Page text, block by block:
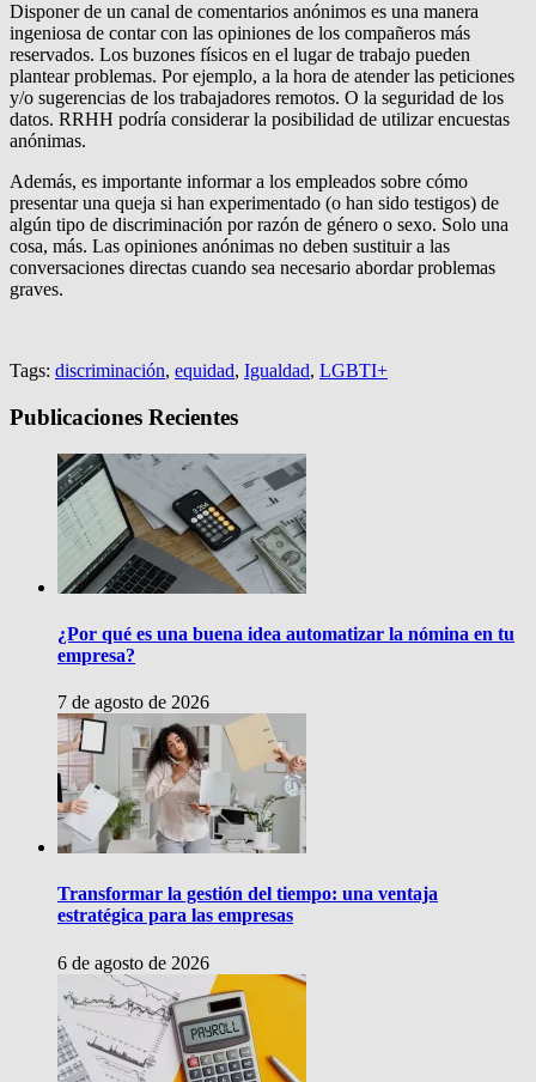
Disponer de un canal de comentarios anónimos es una manera
ingeniosa de contar con las opiniones de los compañeros más
reservados. Los buzones físicos en el lugar de trabajo pueden
plantear problemas. Por ejemplo, a la hora de atender las peticiones
y/o sugerencias de los trabajadores remotos. O la seguridad de los
datos. RRHH podría considerar la posibilidad de utilizar encuestas
anónimas.
Además, es importante informar a los empleados sobre cómo
presentar una queja si han experimentado (o han sido testigos) de
algún tipo de discriminación por razón de género o sexo. Solo una
cosa, más. Las opiniones anónimas no deben sustituir a las
conversaciones directas cuando sea necesario abordar problemas
graves.
Tags: discriminación, equidad, Igualdad, LGBTI+
Publicaciones Recientes
¿Por qué es una buena idea automatizar la nómina en tu
empresa?
7 de agosto de 2026
Transformar la gestión del tiempo: una ventaja
estratégica para las empresas
6 de agosto de 2026